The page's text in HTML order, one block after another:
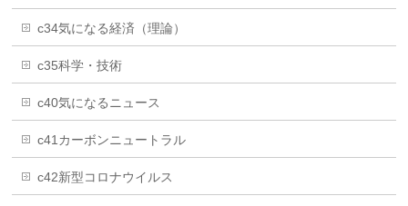
c34気になる経済（理論）
c35科学・技術
c40気になるニュース
c41カーボンニュートラル
c42新型コロナウイルス